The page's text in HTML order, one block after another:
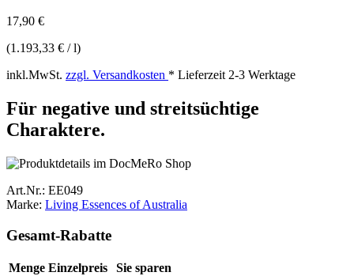
17,90 €
(1.193,33 € / l)
inkl.MwSt. zzgl. Versandkosten * Lieferzeit 2-3 Werktage
Für negative und streitsüchtige
Charaktere.
Art.Nr.: EE049
Marke: Living Essences of Australia
Gesamt-Rabatte
Menge Einzelpreis
Sie sparen